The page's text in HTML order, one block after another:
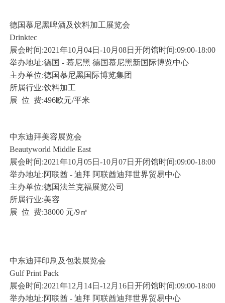
德国慕尼黑啤酒及饮料加工展览会
Drinktec
展会时间:2021年10月04日-10月08日开闭馆时间:09:00-18:00
举办地址:德国 - 慕尼黑 德国慕尼黑新国际博览中心
主办单位:德国慕尼黑国际博览集团
所属行业:饮料加工
展 位 费:496欧元/平米
中东迪拜美容展览会
Beautyworld Middle East
展会时间:2021年10月05日-10月07日开闭馆时间:09:00-18:00
举办地址:阿联酋 - 迪拜 阿联酋迪拜世界贸易中心
主办单位:德国法兰克福展览公司
所属行业:美容
展 位 费:38000 元/9㎡
中东迪拜印刷及包装展览会
Gulf Print Pack
展会时间:2021年12月14日-12月16日开闭馆时间:09:00-18:00
举办地址:阿联酋 - 迪拜 阿联酋迪拜世界贸易中心